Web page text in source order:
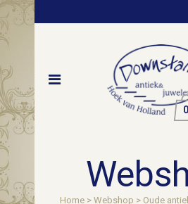
0
Home> Webshop > Oude